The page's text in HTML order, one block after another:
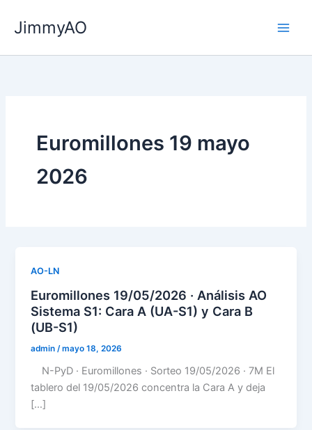
JimmyAO
Euromillones 19 mayo
2026
AO-LN
Euromillones 19/05/2026 · Análisis AO
Sistema S1: Cara A (UA-S1) y Cara B
(UB-S1)
admin /mayo 18, 2026
N-PyD · Euromillones · Sorteo 19/05/2026 · 7M El
tablero del 19/05/2026 concentra la Cara A y deja
[…]